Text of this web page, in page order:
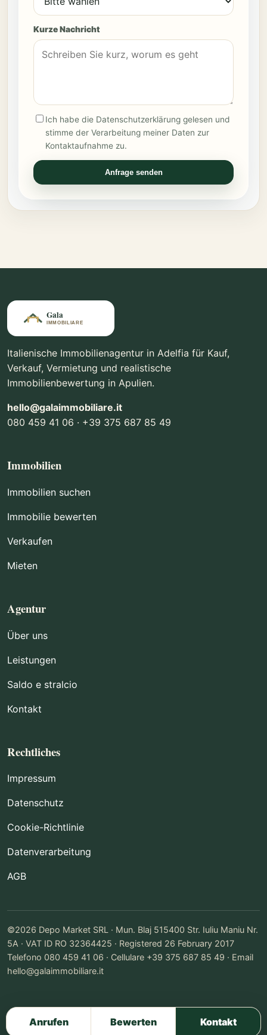
Kurze Nachricht
Ich habe die Datenschutzerklärung gelesen und
stimme der Verarbeitung meiner Daten zur
Kontaktaufnahme zu.
Anfrage senden
Italienische Immobilienagentur in Adelfia für Kauf,
Verkauf, Vermietung und realistische
Immobilienbewertung in Apulien.
hello@galaimmobiliare.it
080 459 41 06 · +39 375 687 85 49
Immobilien
Immobilien suchen
Immobilie bewerten
Verkaufen
Mieten
Agentur
Über uns
Leistungen
Saldo e stralcio
Kontakt
Rechtliches
Impressum
Datenschutz
Cookie-Richtlinie
Datenverarbeitung
AGB
©2026 Depo Market SRL · Mun. Blaj 515400 Str. Iuliu Maniu Nr.
5A · VAT ID RO 32364425 · Registered 26 February 2017
Telefono 080 459 41 06 · Cellulare +39 375 687 85 49 · Email
hello@galaimmobiliare.it
Anrufen Bewerten Kontakt